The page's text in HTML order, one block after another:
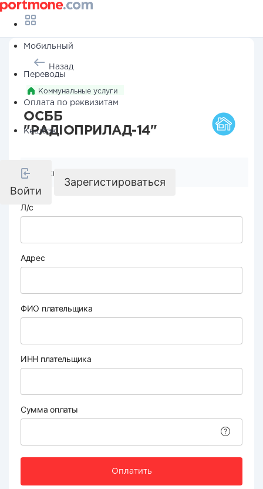
Мобильный
Переводы
Оплата по реквизитам
Кешбэк
Войти
Зарегистироваться
Назад
Коммунальные услуги
ОСББ
"РАДІОПРИЛАД-14"
Реквизиты компании
Л/с
Адрес
ФИО плательщика
ИНН плательщика
Сумма оплаты
Оплатить